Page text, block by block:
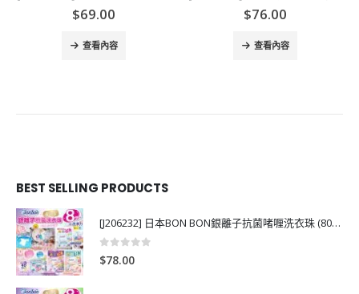
$69.00
查看內容
$76.00
查看內容
BEST SELLING PRODUCTS
[J206232] 日本BON BON銀離子抗菌啫喱洗衣珠 (80粒)
0out of 5
$78.00